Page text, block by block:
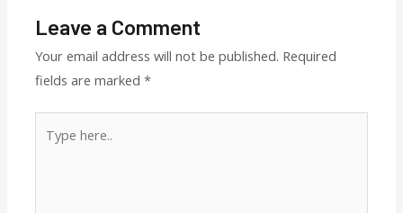
Leave a Comment
Your email address will not be published. Required
fields are marked*
here..